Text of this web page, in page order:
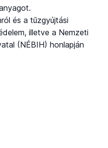
és a tűzgyújtási
illetve a Nemzeti
(NÉBIH) honlapján